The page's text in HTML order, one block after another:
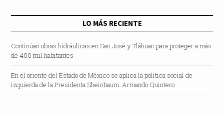
LO MÁS RECIENTE
Continúan obras hidráulicas en San José y Tláhuac para proteger a más
de 400 mil habitantes
En el oriente del Estado de México se aplica la política social de
izquierda de la Presidenta Sheinbaum: Armando Quintero